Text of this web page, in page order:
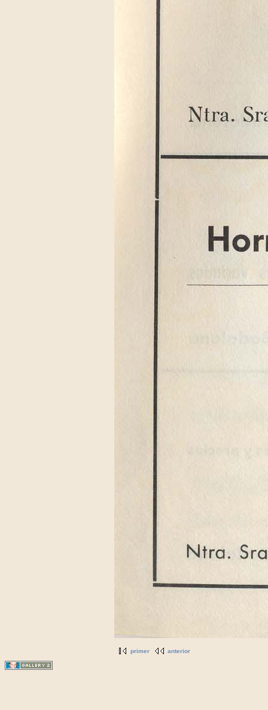
primer anterior